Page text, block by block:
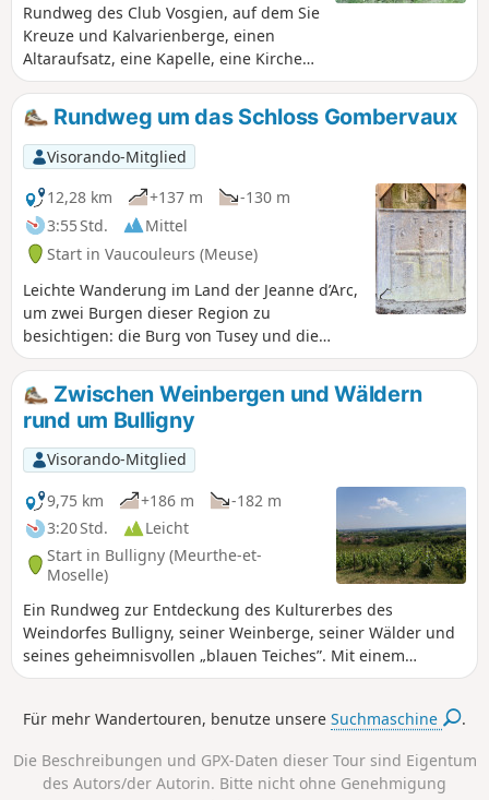
Rundweg des Club Vosgien, auf dem Sie
Kreuze und Kalvarienberge, einen
Altaraufsatz, eine Kapelle, eine Kirche
und eine alte Römerstraße durch die
schillernde Landschaft und Laubwälder
sehen können.
Rundweg um das Schloss Gombervaux
Visorando-Mitglied
12,28 km
+137 m
-130 m
3:55 Std.
Mittel
Start in Vaucouleurs (Meuse)
Leichte Wanderung im Land der Jeanne d’Arc,
um zwei Burgen dieser Region zu
besichtigen: die Burg von Tusey und die
Feudalburg von Gombervaux.
Zwischen Weinbergen und Wäldern
rund um Bulligny
Visorando-Mitglied
9,75 km
+186 m
-182 m
3:20 Std.
Leicht
Start in Bulligny (Meurthe-et-
Moselle)
Ein Rundweg zur Entdeckung des Kulturerbes des
Weindorfes Bulligny, seiner Weinberge, seiner Wälder und
seines geheimnisvollen „blauen Teiches”. Mit einem
schönen Blick auf die Weinberge der Côtes de Toul.
Für mehr Wandertouren, benutze unsereSuchmaschine .
Die Beschreibungen und GPX-Daten dieser Tour sind Eigentum
des Autors/der Autorin. Bitte nicht ohne Genehmigung